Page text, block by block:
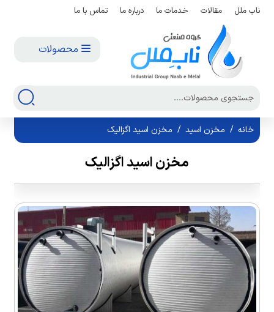
محصولات
ناب ملل مقالات خدمات ما درباره ما تماس با ما
خانه / مخزن اسید / مخزن اسید اگزالیک
مخزن اسید اگزالیک